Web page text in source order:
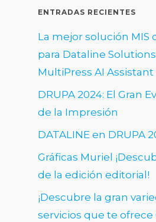
ENTRADAS RECIENTES
La mejor solución MIS
para Dataline Solutions
MultiPress AI Assistant
DRUPA 2024: El Gran
de la Impresión
DATALINE en DRUPA
Gráficas Muriel
de la edición editorial!
¡Descubre la gran
servicios que te ofrece